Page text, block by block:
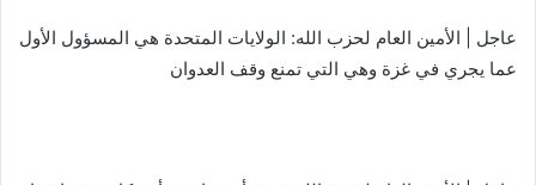
عاجل | الأمين العام لحزب الله: الولايات المتحدة هي المسؤول الأول
عما يجري في غزة وهي التي تمنع وقف العدوان